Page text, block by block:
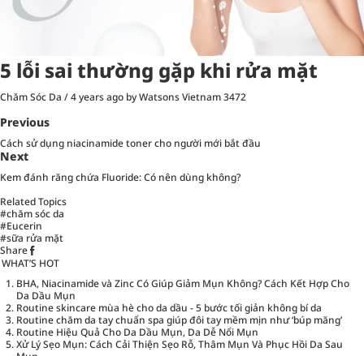
5 lỗi sai thường gặp khi rửa mặt
Chăm Sóc Da /4 years ago by Watsons Vietnam3472
Previous
Cách sử dụng niacinamide toner cho người mới bắt đầu
Next
Kem đánh răng chứa Fluoride: Có nên dùng không?
Related Topics
#chăm sóc da
#Eucerin
#sữa rửa mặt
Share
WHAT’S HOT
BHA, Niacinamide và Zinc Có Giúp Giảm Mụn Không? Cách Kết Hợp Cho
Da Dầu Mụn
Routine skincare mùa hè cho da dầu - 5 bước tối giản không bí da
Routine chăm da tay chuẩn spa giúp đôi tay mềm mịn như ‘búp măng’
Routine Hiệu Quả Cho Da Dầu Mụn, Da Dễ Nổi Mụn
Xử Lý Sẹo Mụn: Cách Cải Thiện Sẹo Rỗ, Thâm Mụn Và Phục Hồi Da Sau